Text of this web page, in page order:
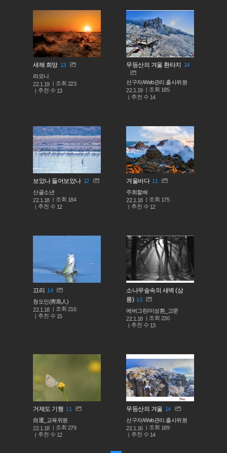
새해 희망 13
라오니
22.1.19
조회 223
추천 수 13
무등산의 겨울 환타지 14
선구자/Web관리.출사위원
22.1.19
조회 185
추천 수 14
보았나 들어보았나 12
산골소년
22.1.18
조회 184
추천 수 12
겨울바다 11
주희할배
22.1.18
조회 175
추천 수 12
끄리
14
청도인(靑島人)
22.1.18
조회 216
추천 수 15
소나무숲속의 새벽 (삼
릉) 13
에버그린/이성환_고문
22.1.18
조회 230
추천 수 13
거제도 기행 11
自運_교육위원
22.1.18
조회 279
추천 수 12
무등산의 겨울 14
선구자/Web관리.출사위원
22.1.16
조회 189
추천 수 14